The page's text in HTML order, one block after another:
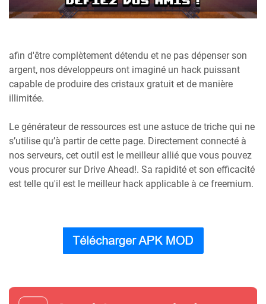
afin d'être complètement détendu et ne pas dépenser son
argent, nos développeurs ont imaginé un hack puissant
capable de produire des cristaux gratuit et de manière
illimitée.
Le générateur de ressources est une astuce de triche qui ne
s’utilise qu’à partir de cette page. Directement connecté à
nos serveurs, cet outil est le meilleur allié que vous pouvez
vous procurer sur Drive Ahead!. Sa rapidité et son efficacité
est telle qu'il est le meilleur hack applicable à ce freemium.